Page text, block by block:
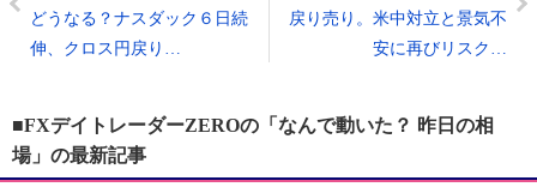
どうなる？ナスダック６日続
伸、クロス円戻り…
戻り売り。米中対立と景気不
安に再びリスク…
■FXデイトレーダーZEROの「なんで動いた？ 昨日の相
場」の最新記事